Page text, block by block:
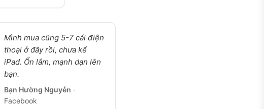
Mình mua cũng 5-7 cái điện
thoại ở đây rồi, chưa kể
iPad. Ổn lắm, mạnh dạn lên
bạn.
Bạn Hường Nguyễn ·
Facebook